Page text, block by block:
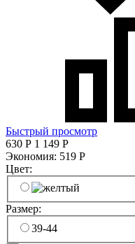
Быстрый просмотр
630 Р 1 149 Р
Экономия: 519 Р
Цвет:
Размер:
39-44